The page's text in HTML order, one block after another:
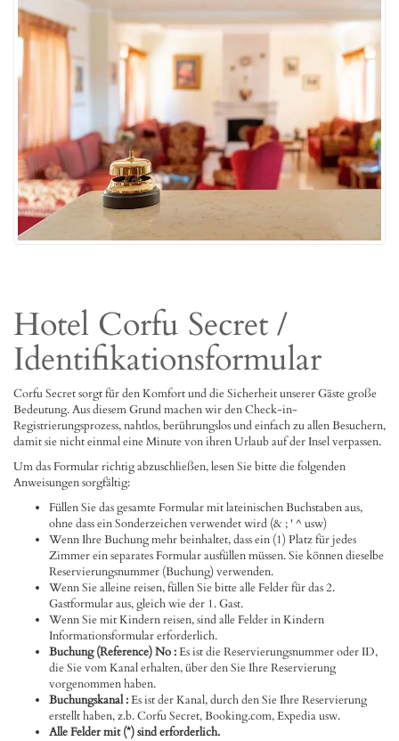
Hotel Corfu Secret /
Identifikationsformular
Corfu Secret sorgt für den Komfort und die Sicherheit unserer Gäste große
Bedeutung. Aus diesem Grund machen wir den Check-in-
Registrierungsprozess, nahtlos, berührungslos und einfach zu allen Besuchern,
damit sie nicht einmal eine Minute von ihren Urlaub auf der Insel verpassen.
Um das Formular richtig abzuschließen, lesen Sie bitte die folgenden
Anweisungen sorgfältig:
Füllen Sie das gesamte Formular mit lateinischen Buchstaben aus,
ohne dass ein Sonderzeichen verwendet wird (& ; ' ^ usw)
Wenn Ihre Buchung mehr beinhaltet, dass ein (1) Platz für jedes
Zimmer ein separates Formular ausfüllen müssen. Sie können dieselbe
Reservierungsnummer (Buchung) verwenden.
Wenn Sie alleine reisen, füllen Sie bitte alle Felder für das 2.
Gastformular aus, gleich wie der 1. Gast.
Wenn Sie mit Kindern reisen, sind alle Felder in Kindern
Informationsformular erforderlich.
Buchung (Reference) No :Es ist die Reservierungsnummer oder ID,
die Sie vom Kanal erhalten, über den Sie Ihre Reservierung
vorgenommen haben.
Buchungskanal :Es ist der Kanal, durch den Sie Ihre Reservierung
erstellt haben, z.b. Corfu Secret, Booking.com, Expedia usw.
Alle Felder mit (*) sind erforderlich.